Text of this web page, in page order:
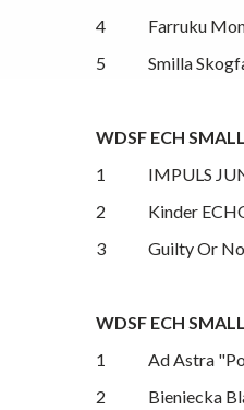
4 Farruku
5 Smilla
WDSF ECH
1 IMPULS
2 Kinder
3 Guilty Or
WDSF ECH
1 Ad Astra
2 Bieniecka